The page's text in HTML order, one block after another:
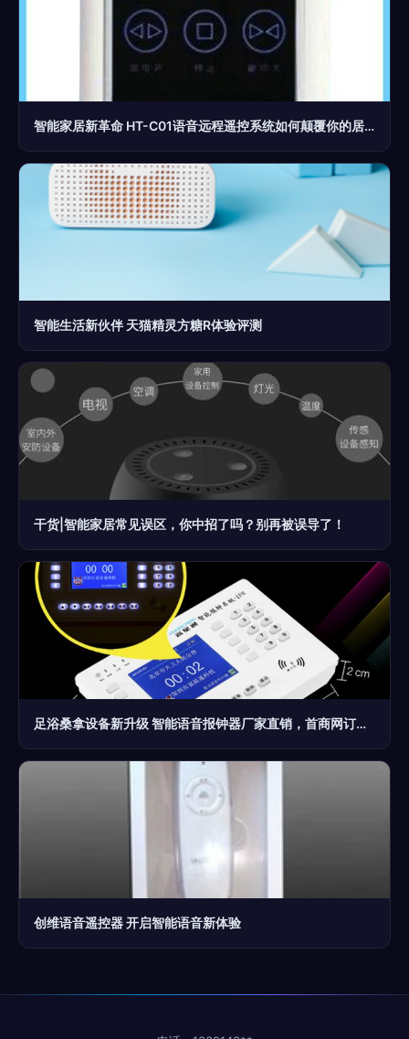
智能家居新革命 HT-C01语音远程遥控系统如何颠覆你的居家体验
智能生活新伙伴 天猫精灵方糖R体验评测
干货|智能家居常见误区，你中招了吗？别再被误导了！
足浴桑拿设备新升级 智能语音报钟器厂家直销，首商网订货更优惠
创维语音遥控器 开启智能语音新体验